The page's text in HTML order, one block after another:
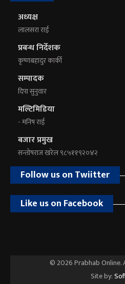
अध्यक्ष
लालसरा राई
प्रबन्ध निर्देशक
कृष्णबहादुर कार्की
सम्पादक
दिपा सुनुवार
मल्टिमिडिया
- मनिष राई
बजार प्रमुख
सन्तोषराज खरेल ९८५११९२०४२
Follow us on Twiitter
Like us on Facebook
© 2026 Prabhab Online.
Site by: